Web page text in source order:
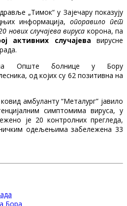
„Тимок“ у Зајечару показују
информација,опоравило пет
нових случајева вируса корона, па
активних случајева вирусне
Опште болнице у Бору
од којих су 62 позитивна на
амбуланту “Металург” јавило
симптомима вируса, у
је 20 контролних прегледа,
одељењима забележена 33
Бора